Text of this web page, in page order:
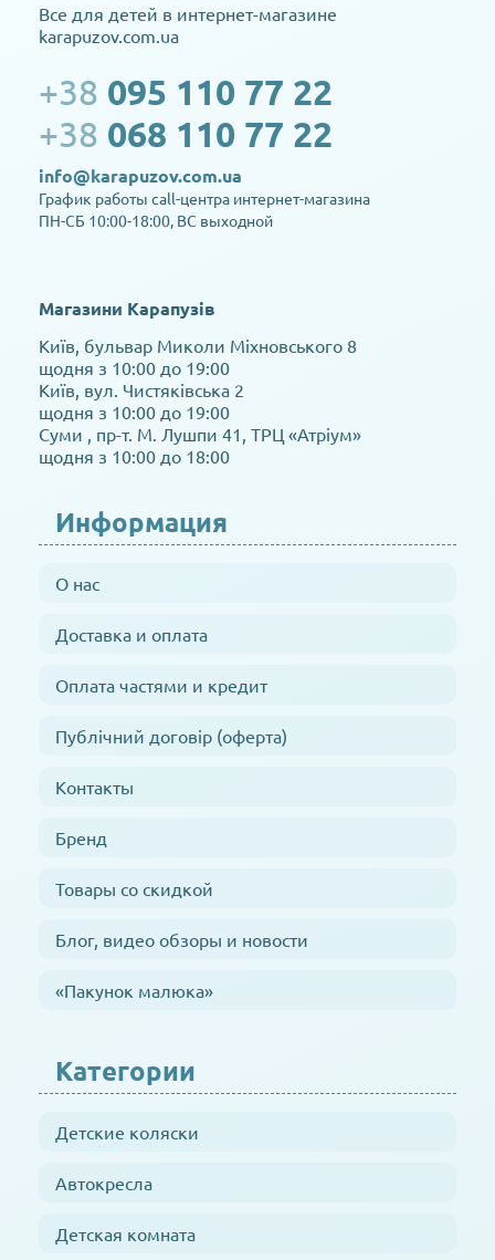
Все для детей в интернет-магазине
karapuzov.com.ua
+38 095 110 77 22
+38 068 110 77 22
info@karapuzov.com.ua
График работы call-центра интернет-магазина
ПН-СБ 10:00-18:00, ВС выходной
Магазини Карапузів
Київ, бульвар Миколи Міхновського 8
щодня з 10:00 до 19:00
Київ, вул. Чистяківська 2
щодня з 10:00 до 19:00
Суми , пр-т. М. Лушпи 41, ТРЦ «Атріум»
щодня з 10:00 до 18:00
Информация
О нас
Доставка и оплата
Оплата частями и кредит
Публічний договір (оферта)
Контакты
Бренд
Товары со скидкой
Блог, видео обзоры и новости
«Пакунок малюка»
Категории
Детские коляски
Автокресла
Детская комната